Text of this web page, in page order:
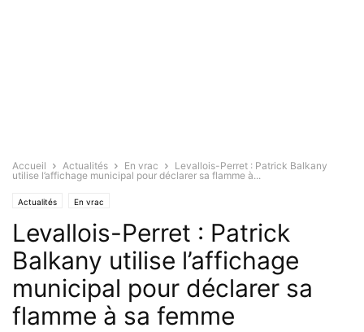
Accueil Actualités En vrac
Levallois-Perret : Patrick Balkany
utilise l’affichage municipal pour déclarer sa flamme à...
Actualités En vrac
Levallois-Perret : Patrick
Balkany utilise l’affichage
municipal pour déclarer sa
flamme à sa femme